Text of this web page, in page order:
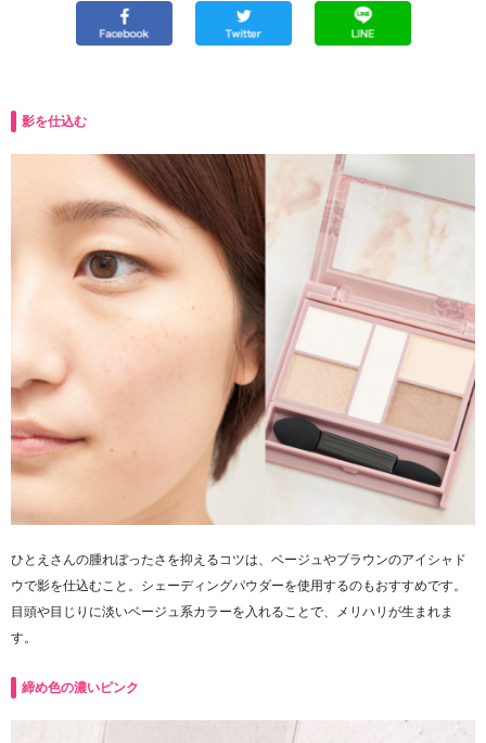
影を仕込む
ひとえさんの腫れぼったさを抑えるコツは、ベージュやブラウンのアイシャド
ウで影を仕込むこと。シェーディングパウダーを使用するのもおすすめです。
目頭や目じりに淡いベージュ系カラーを入れることで、メリハリが生まれま
す。
締め色の濃いピンク